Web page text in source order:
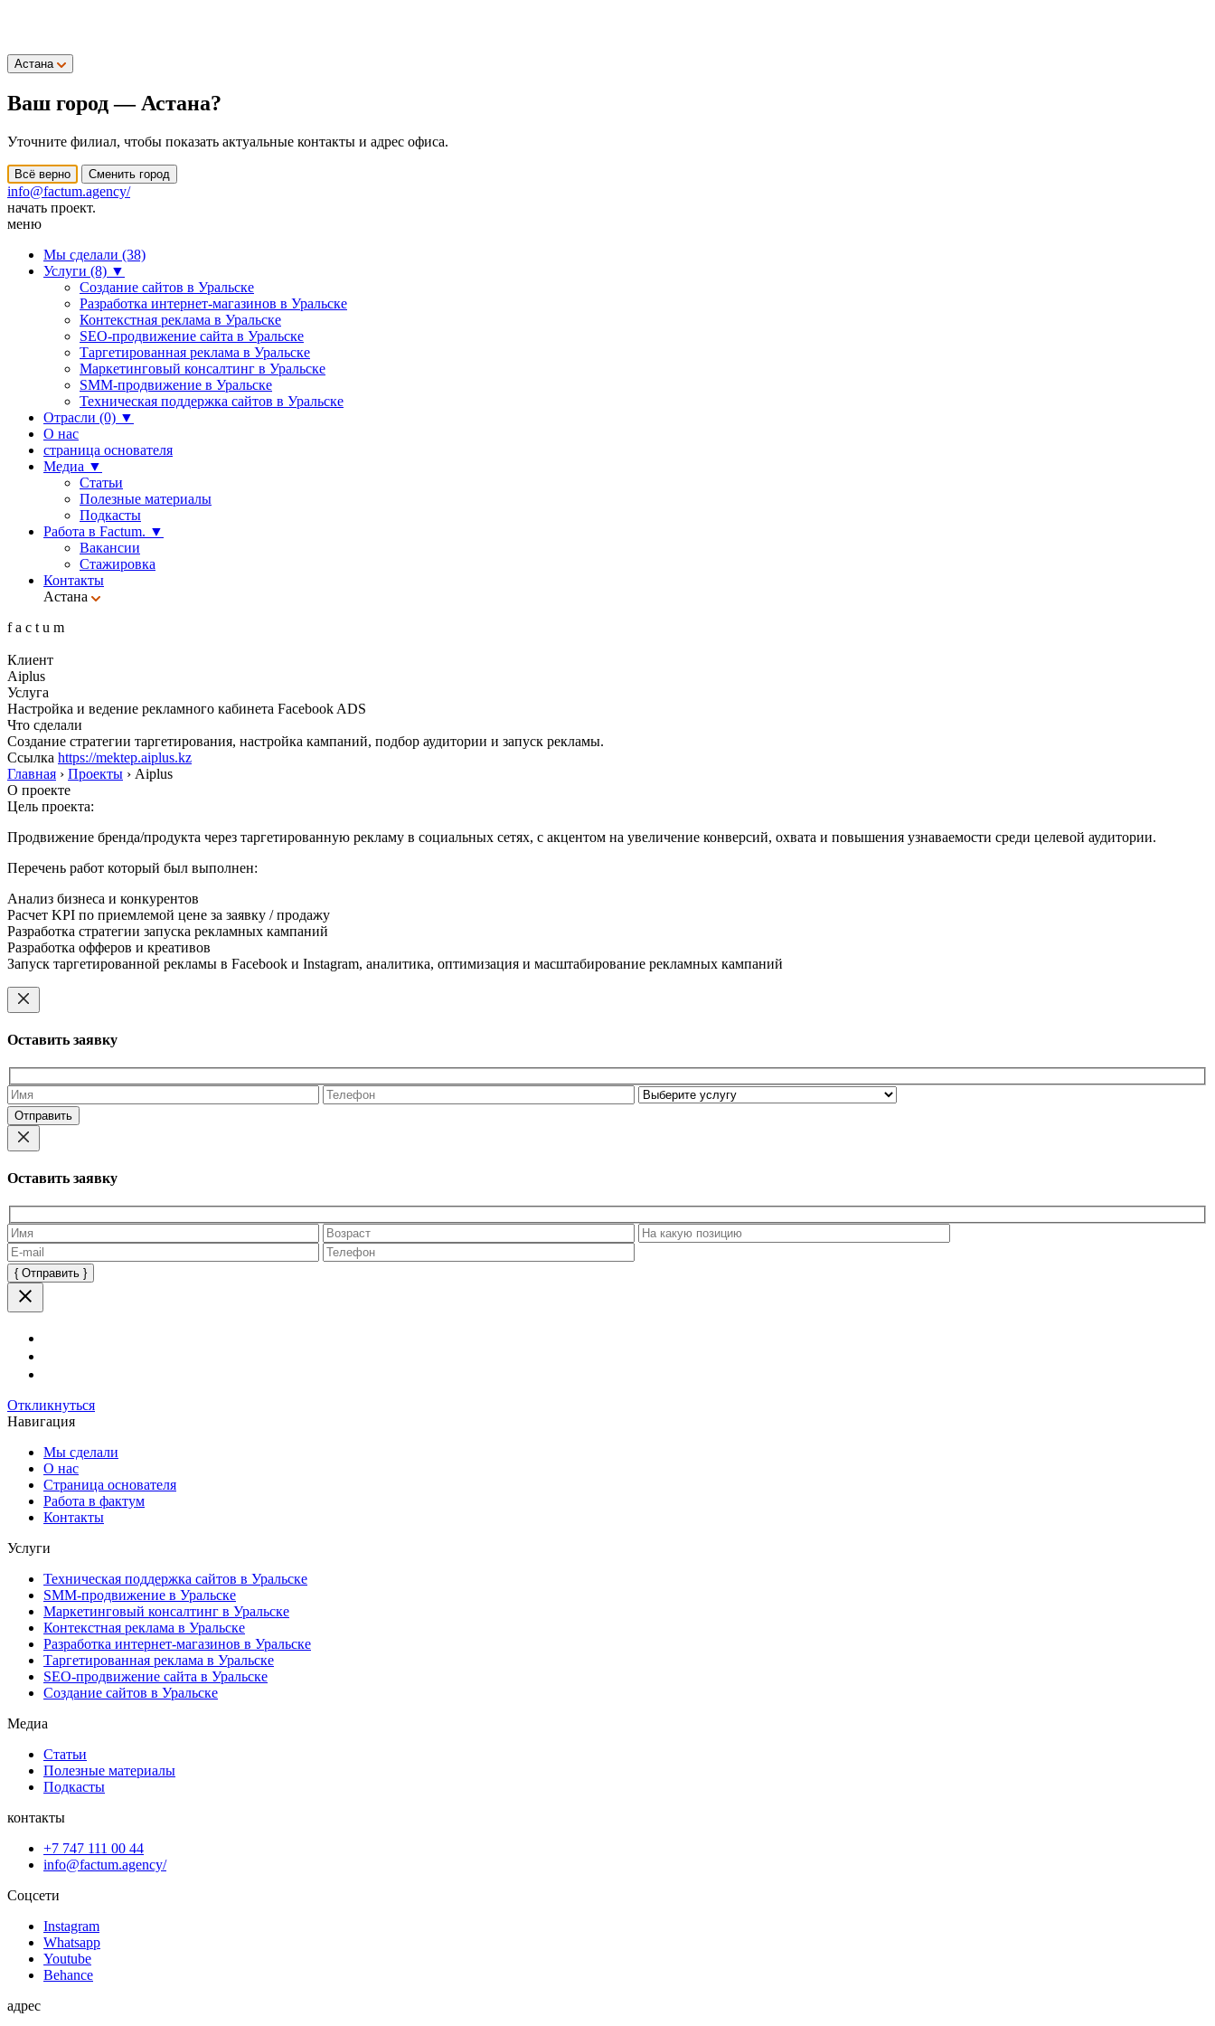
Астана
Ваш город — Астана?
Уточните филиал, чтобы показать актуальные контакты и адрес офиса.
Всё верно Сменить город
info@factum.agency/
начать проект.
меню
Мы сделали (38)
Услуги (8) ▼
Создание сайтов в Уральске
Разработка интернет-магазинов в Уральске
Контекстная реклама в Уральске
SEO-продвижение сайта в Уральске
Таргетированная реклама в Уральске
Маркетинговый консалтинг в Уральске
SMM-продвижение в Уральске
Техническая поддержка сайтов в Уральске
Отрасли (0) ▼
О нас
страница основателя
Медиа ▼
Статьи
Полезные материалы
Подкасты
Работа в Factum. ▼
Вакансии
Стажировка
Контакты
Астана
f a c t u m
Клиент
Aiplus
Услуга
Настройка и ведение рекламного кабинета Facebook ADS
Что сделали
Создание стратегии таргетирования, настройка кампаний, подбор аудитории и запуск рекламы.
Ссылка https://mektep.aiplus.kz
Главная › Проекты › Aiplus
О проекте
Цель проекта:
Продвижение бренда/продукта через таргетированную рекламу в социальных сетях, с акцентом на увеличение конверсий, охвата и повышения узнаваемости среди целевой аудитории.
Перечень работ который был выполнен:
Анализ бизнеса и конкурентов
Расчет KPI по приемлемой цене за заявку / продажу
Разработка стратегии запуска рекламных кампаний
Разработка офферов и креативов
Запуск таргетированной рекламы в Facebook и Instagram, аналитика, оптимизация и масштабирование рекламных кампаний
Оставить заявку
Оставьте
это
поле
Оставить заявку
Оставьте
это
поле
Откликнуться
Навигация
Мы сделали
О нас
Страница основателя
Работа в фактум
Контакты
Услуги
Техническая поддержка сайтов в Уральске
SMM-продвижение в Уральске
Маркетинговый консалтинг в Уральске
Контекстная реклама в Уральске
Разработка интернет-магазинов в Уральске
Таргетированная реклама в Уральске
SEO-продвижение сайта в Уральске
Создание сайтов в Уральске
Медиа
Статьи
Полезные материалы
Подкасты
контакты
+7 747 111 00 44
info@factum.agency/
Соцсети
Instagram
Whatsapp
Youtube
Behance
адрес